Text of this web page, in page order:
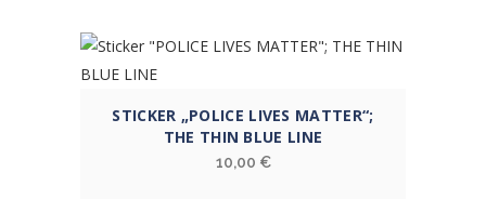
STICKER „POLICE LIVES MATTER“;
THE THIN BLUE LINE
10,00 €